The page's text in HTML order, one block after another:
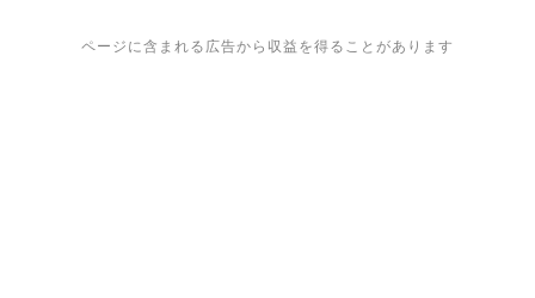
ページに含まれる広告から収益を得ることがあります